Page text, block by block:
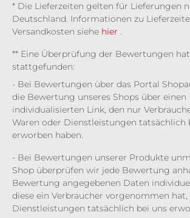
* Die Lieferzeiten gelten für Lieferungen
Deutschland. Informationen zu
Versandkosten siehe hier .
** Eine Überprüfung der Bewertungen
stattgefunden:
- Bei Bewertungen über das Portal
die Bewertung unseres Shops über einen
individualisierten Link, den nur
Waren oder Dienstleistungen tatsächlich
erworben haben.
- Bei Bewertungen unserer Produkte
Shop überprüfen wir jede Bewertung
Bewertung angegebenen Daten
diese ein Verbraucher vorgenommen hat,
Dienstleistungen tatsächlich bei uns